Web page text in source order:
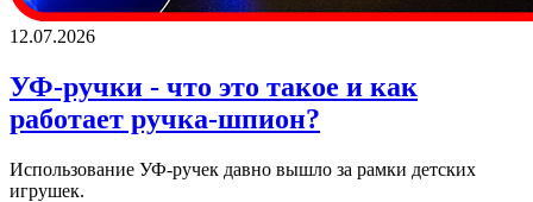
12.07.2026
УФ-ручки - что это такое и как
работает ручка-шпион?
Использование УФ-ручек давно вышло за рамки детских
игрушек.